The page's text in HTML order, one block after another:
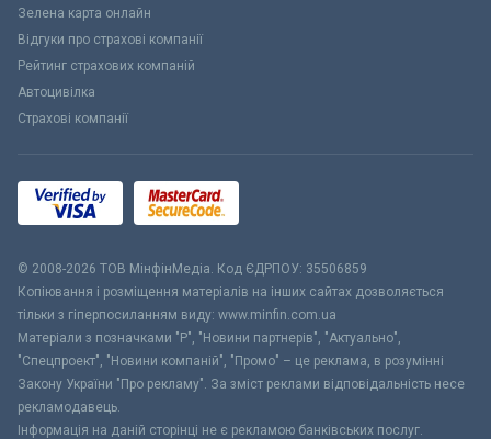
Зелена карта онлайн
Відгуки про страхові компанії
Рейтинг страхових компаній
Автоцивілка
Страхові компанії
© 2008-2026 ТОВ МiнфiнМедiа. Код ЄДРПОУ: 35506859
Копіювання і розміщення матеріалів на інших сайтах дозволяється
тільки з гіперпосиланням виду: www.minfin.com.ua
Матеріали з позначками "Р", "Новини партнерів", "Актуально",
"Спецпроект", "Новини компаній", "Промо" – це реклама, в розумінні
Закону України "Про рекламу". За зміст реклами відповідальність несе
рекламодавець.
Інформація на даній сторінці не є рекламою банківських послуг.